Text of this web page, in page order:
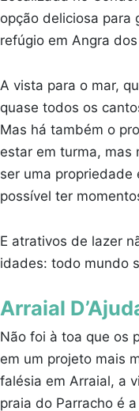
opção deliciosa para
refúgio em Angra dos
A vista para o mar,
quase todos os
Mas há também o
estar em turma, mas
ser uma propriedade
possível ter
E atrativos de lazer
idades: todo mundo
Arraial
Não foi à toa que os
em um projeto mais
falésia em Arraial, a
praia do Parracho é